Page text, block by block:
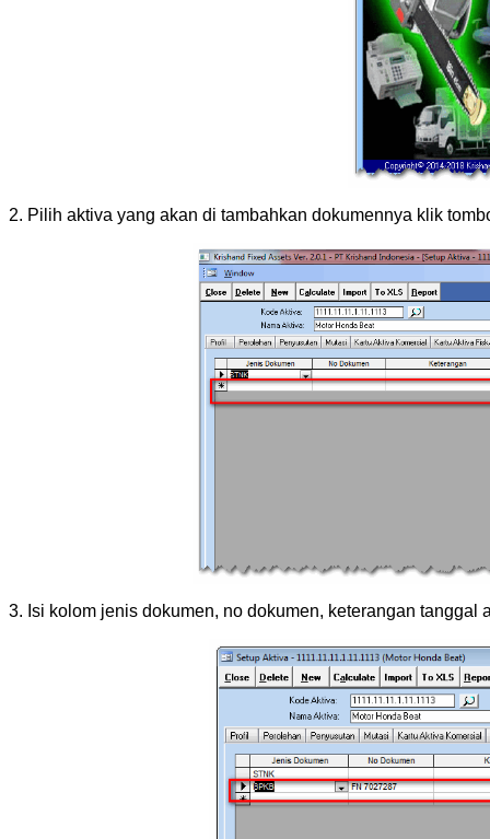
2. Pilih aktiva yang akan di tambahkan dokumennya klik
3. Isi kolom jenis dokumen, no dokumen, keterangan tanggal